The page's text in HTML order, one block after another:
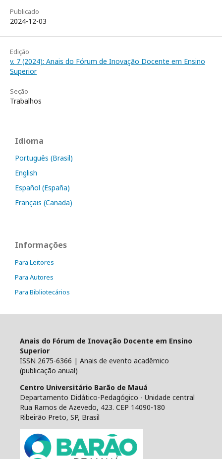
Publicado
2024-12-03
Edição
v. 7 (2024): Anais do Fórum de Inovação Docente em Ensino
Superior
Seção
Trabalhos
Idioma
Português (Brasil)
English
Español (España)
Français (Canada)
Informações
Para Leitores
Para Autores
Para Bibliotecários
Anais do Fórum de Inovação Docente em Ensino
Superior
ISSN 2675-6366 | Anais de evento acadêmico
(publicação anual)
Centro Universitário Barão de Mauá
Departamento Didático-Pedagógico - Unidade central
Rua Ramos de Azevedo, 423. CEP 14090-180
Ribeirão Preto, SP, Brasil